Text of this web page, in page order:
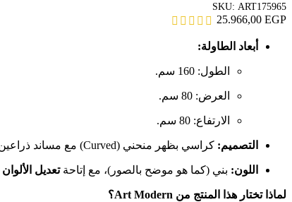
SKU: ART175965
25.966,00 EGP
أبعاد الطاولة:
الطول: 160 سم.
العرض: 80 سم.
الارتفاع: 80 سم.
التصميم: كراسي بظهر منحني (Curved) مع مساند ذراعين مدمجة لتوفير راحة "إرغونومية" للجسد.
اللون: بني (كما هو موضح بالصور)، مع إتاحةتعديل الألوان
لماذا تختار هذا المنتج من Art Modern؟